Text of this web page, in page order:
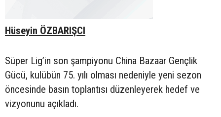
Hüseyin ÖZBARIŞCI
Süper Lig’in son şampiyonu China Bazaar Gençlik
Gücü, kulübün 75. yılı olması nedeniyle yeni sezon
öncesinde basın toplantısı düzenleyerek hedef ve
vizyonunu açıkladı.